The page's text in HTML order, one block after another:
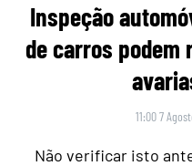
Inspeção
de carros podem
11:00 7
Não verificar isto